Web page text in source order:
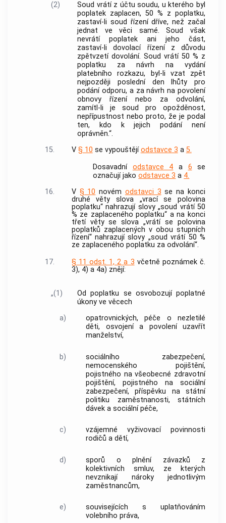
(2)
Soud vrátí z účtu soudu, u kterého byl
poplatek zaplacen, 50 % z poplatku,
zastaví-li soud řízení dříve, než začal
jednat ve věci samé. Soud však
nevrátí poplatek ani jeho část,
zastaví-li dovolací řízení z důvodu
zpětvzetí dovolání. Soud vrátí 50 % z
poplatku za návrh na vydání
platebního rozkazu, byl-li vzat zpět
nejpozději poslední den lhůty pro
podání odporu, a za návrh na povolení
obnovy řízení nebo za odvolání,
zamítl-li je soud pro opožděnost,
nepřípustnost nebo proto, že je podal
ten, kdo k jejich podání není
oprávněn.“.
15.
V § 10 se vypouštějíodstavce 3 a 5.
Dosavadní odstavce 4 a 6 se
označují jakoodstavce 3 a 4.
16.
V § 10 novém odstavci 3 se na konci
druhé věty slova „vrací se polovina
poplatku“ nahrazují slovy „soud vrátí 50
% ze zaplaceného poplatku“ a na konci
třetí věty se slova „vrátí se polovina
poplatků zaplacených v obou stupních
řízení“ nahrazují slovy „soud vrátí 50 %
ze zaplaceného poplatku za odvolání“.
17.
§ 11 odst. 1, 2 a 3 včetně poznámek č.
3), 4) a 4a) znějí:
„(1)
Od poplatku se osvobozují poplatné
úkony ve věcech
a)
opatrovnických, péče o nezletilé
děti, osvojení a povolení uzavřít
manželství,
b)
sociálního zabezpečení,
nemocenského pojištění,
pojistného na všeobecné zdravotní
pojištění, pojistného na sociální
zabezpečení, příspěvku na státní
politiku zaměstnanosti, státních
dávek a sociální péče,
c)
vzájemné vyživovací povinnosti
rodičů a dětí,
d)
sporů o plnění závazků z
kolektivních smluv, ze kterých
nevznikají nároky jednotlivým
zaměstnancům,
e)
souvisejících s uplatňováním
volebního práva,